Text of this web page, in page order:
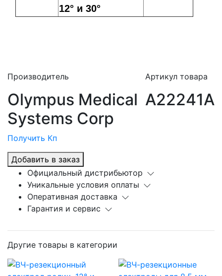
12° и 30°
Производитель
Olympus Medical
Systems Corp
Артикул товара
A22241A
Получить Кп
Добавить в заказ
Официальный дистрибьютор
Уникальные условия оплаты
Оперативная доставка
Гарантия и сервис
Другие товары в категории